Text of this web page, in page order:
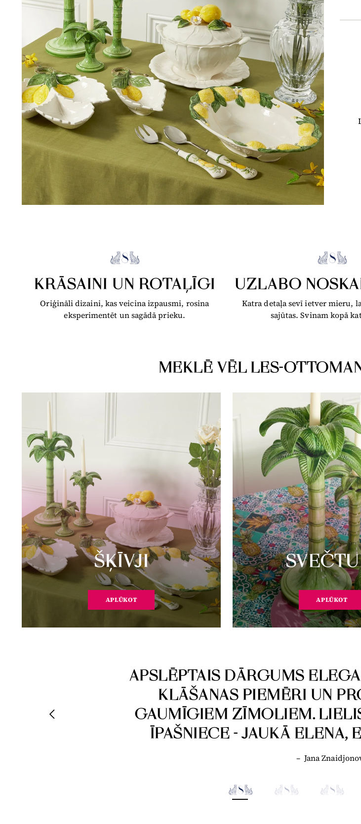
KRĀSAINI UN ROTAĻĪGI
Oriģināli dizaini, kas veicina izpausmi, rosina
eksperimentēt un sagādā prieku.
UZLABO
Katra detaļa sevī ietver mieru,
sajūtas. Svinam kopā
MEKLĒ VĒL LES-
ŠĶĪVJI
APLŪKOT APLŪKOT
APSLĒPTAIS DĀRGUMS
KLĀŠANAS PIEMĒRI UN
GAUMĪGIEM ZĪMOLIEM.
ĪPAŠNIECE - JAUKĀ ELENA,
– Jana